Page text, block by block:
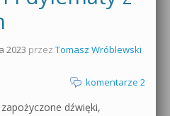
2023 przez Tomasz Wróblewski
komentarze 2
dźwięki,